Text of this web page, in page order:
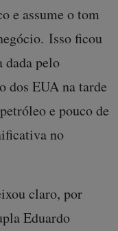
e assume o tom
Isso ficou
dada pelo
dos EUA na tarde
e pouco de
no
claro, por
Eduardo